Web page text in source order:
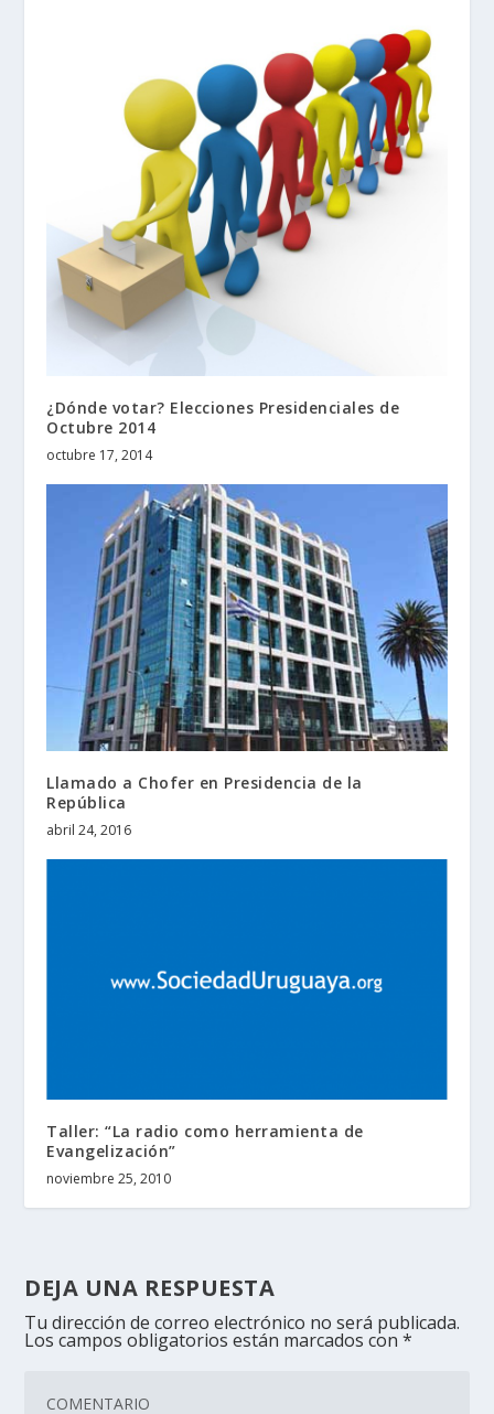
¿Dónde votar? Elecciones Presidenciales de
Octubre 2014
octubre 17, 2014
Llamado a Chofer en Presidencia de la
República
abril 24, 2016
Taller: “La radio como herramienta de
Evangelización”
noviembre 25, 2010
DEJA UNA RESPUESTA
Tu dirección de correo electrónico no será publicada.
Los campos obligatorios están marcados con*